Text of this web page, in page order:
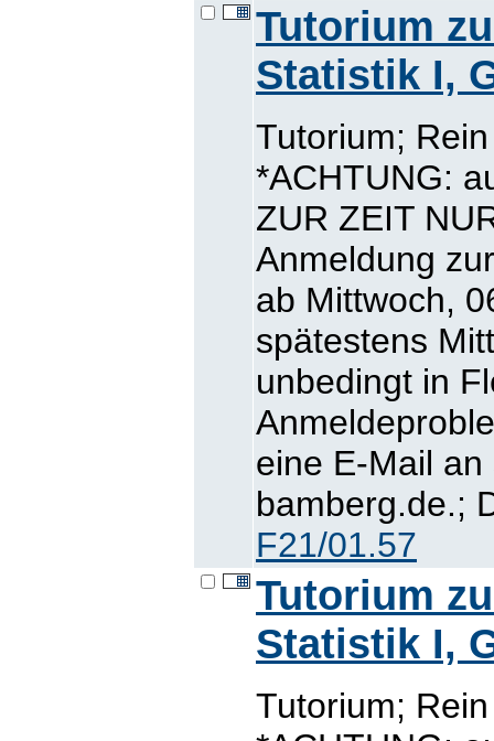
Tutorium
Statistik I,
Tutorium;
*ACHTUNG:
ZUR ZEIT
Anmeldung
ab Mittwoch,
spätestens
unbedingt in
eine E-Mail
bamberg.de.;
F21/01.57
Tutorium
Statistik I,
Tutorium;